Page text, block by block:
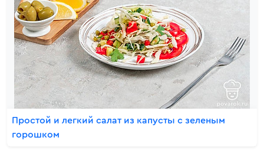
Простой и легкий салат из капусты с зеленым
горошком